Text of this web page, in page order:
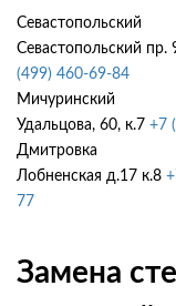
Севастопольский
Севастопольский пр.
(499) 460-69-84
Мичуринский
Удальцова, 60, к.7 +7
Дмитровка
Лобненская д.17 к.8
77
Замена